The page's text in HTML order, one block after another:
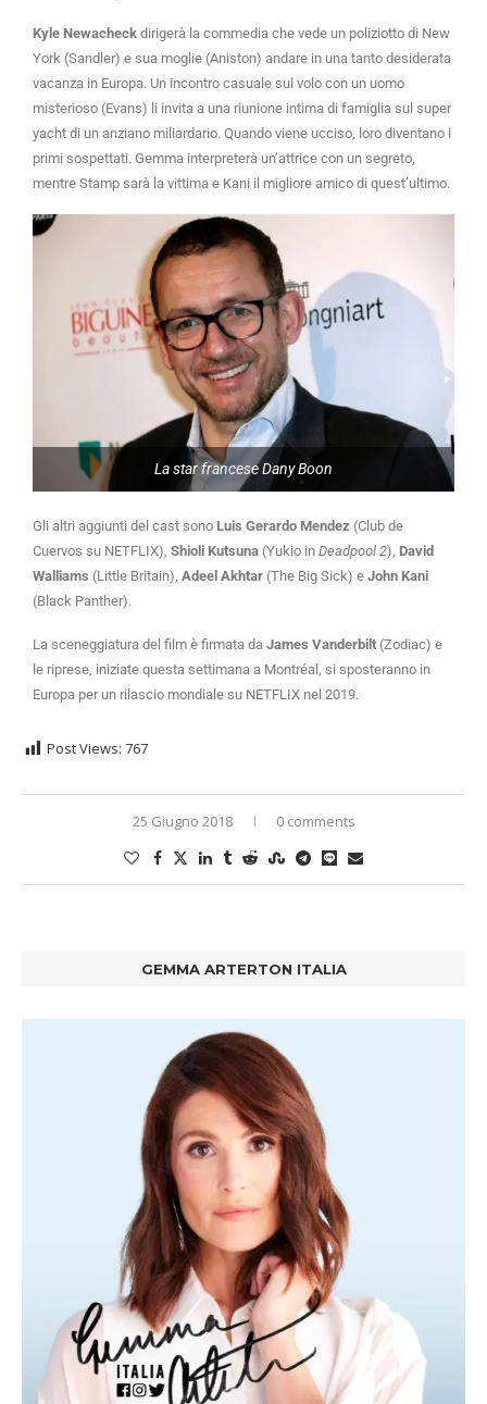
Kyle Newacheck dirigerà la commedia che vede un poliziotto di New
York (Sandler) e sua moglie (Aniston) andare in una tanto desiderata
vacanza in Europa. Un incontro casuale sul volo con un uomo
misterioso (Evans) li invita a una riunione intima di famiglia sul super
yacht di un anziano miliardario. Quando viene ucciso, loro diventano i
primi sospettati. Gemma interpreterà un’attrice con un segreto,
mentre Stamp sarà la vittima e Kani il migliore amico di quest’ultimo.
La star francese Dany Boon
Gli altri aggiunti del cast sono Luis Gerardo Mendez (Club de
Cuervos su NETFLIX), Shioli Kutsuna (Yukio in Deadpool 2), David
Walliams (Little Britain), Adeel Akhtar (The Big Sick) e John Kani
(Black Panther).
La sceneggiatura del film è firmata da James Vanderbilt (Zodiac) e
le riprese, iniziate questa settimana a Montréal, si sposteranno in
Europa per un rilascio mondiale su NETFLIX nel 2019.
Post Views: 767
25 Giugno 2018 0 comments
GEMMA ARTERTON ITALIA